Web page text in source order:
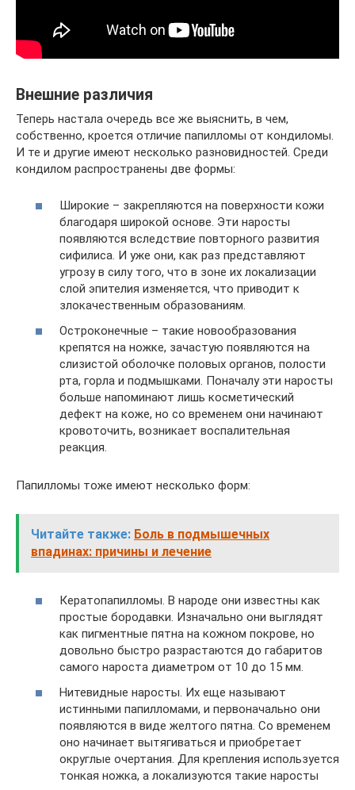
Внешние различия
Теперь настала очередь все же выяснить, в чем,
собственно, кроется отличие папилломы от кондиломы.
И те и другие имеют несколько разновидностей. Среди
кондилом распространены две формы:
Широкие – закрепляются на поверхности кожи
благодаря широкой основе. Эти наросты
появляются вследствие повторного развития
сифилиса. И уже они, как раз представляют
угрозу в силу того, что в зоне их локализации
слой эпителия изменяется, что приводит к
злокачественным образованиям.
Остроконечные – такие новообразования
крепятся на ножке, зачастую появляются на
слизистой оболочке половых органов, полости
рта, горла и подмышками. Поначалу эти наросты
больше напоминают лишь косметический
дефект на коже, но со временем они начинают
кровоточить, возникает воспалительная
реакция.
Папилломы тоже имеют несколько форм:
Читайте также: Боль в подмышечных
впадинах: причины и лечение
Кератопапилломы. В народе они известны как
простые бородавки. Изначально они выглядят
как пигментные пятна на кожном покрове, но
довольно быстро разрастаются до габаритов
самого нароста диаметром от 10 до 15 мм.
Нитевидные наросты. Их еще называют
истинными папилломами, и первоначально они
появляются в виде желтого пятна. Со временем
оно начинает вытягиваться и приобретает
округлые очертания. Для крепления используется
тонкая ножка, а локализуются такие наросты